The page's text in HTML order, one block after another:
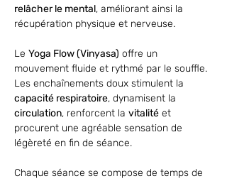
relâcher le mental, améliorant ainsi la
récupération physique et nerveuse.
Le Yoga Flow (Vinyasa) offre un
mouvement fluide et rythmé par le souffle.
Les enchaînements doux stimulent la
capacité respiratoire, dynamisent la
circulation, renforcent la vitalité et
procurent une agréable sensation de
légèreté en fin de séance.
Chaque séance se compose de temps de